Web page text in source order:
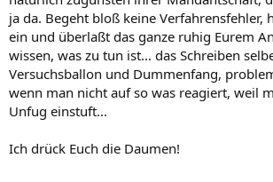
ja da. Begeht bloß keine Verfahrensfehler,
ein und überlaßt das ganze ruhig Eurem
wissen, was zu tun ist... das Schreiben
Versuchsballon und Dummenfang,
wenn man nicht auf so was reagiert, weil
Unfug einstuft...
Ich drück Euch die Daumen!